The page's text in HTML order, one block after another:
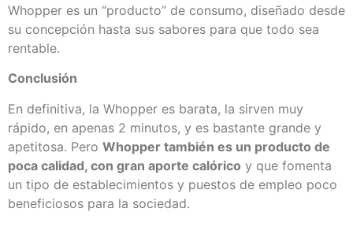
Whopper es un “producto” de consumo, diseñado desde
su concepción hasta sus sabores para que todo sea
rentable.
Conclusión
En definitiva, la Whopper es barata, la sirven muy
rápido, en apenas 2 minutos, y es bastante grande y
apetitosa. Pero Whopper también es un producto de
poca calidad, con gran aporte calórico y que fomenta
un tipo de establecimientos y puestos de empleo poco
beneficiosos para la sociedad.